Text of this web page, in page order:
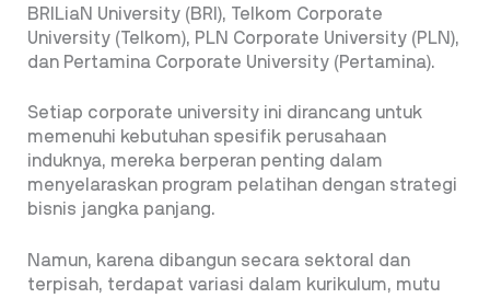
BRILiaN University (BRI), Telkom Corporate
University (Telkom), PLN Corporate University (PLN),
dan Pertamina Corporate University (Pertamina).
Setiap corporate university ini dirancang untuk
memenuhi kebutuhan spesifik perusahaan
induknya, mereka berperan penting dalam
menyelaraskan program pelatihan dengan strategi
bisnis jangka panjang.
Namun, karena dibangun secara sektoral dan
terpisah, terdapat variasi dalam kurikulum, mutu